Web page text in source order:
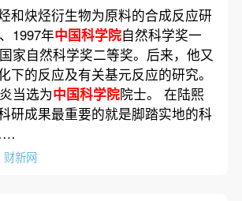
和炔烃衍生物为原料的合成反应研
1997年中国科学院自然科学奖一
家自然科学奖二等奖。后来，他又
下的反应及有关基元反应的研究。
当选为中国科学院院士。 在陆熙
研成果最重要的就是脚踏实地的科
财新网